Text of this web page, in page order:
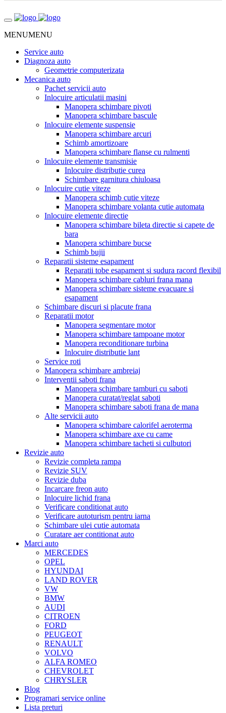
MENUMENU
Service auto
Diagnoza auto
Geometrie computerizata
Mecanica auto
Pachet servicii auto
Inlocuire articulatii masini
Manopera schimbare pivoti
Manopera schimbare bascule
Inlocuire elemente suspensie
Manopera schimbare arcuri
Schimb amortizoare
Manopera schimbare flanse cu rulmenti
Inlocuire elemente transmisie
Inlocuire distributie curea
Schimbare garnitura chiuloasa
Inlocuire cutie viteze
Manopera schimb cutie viteze
Manopera schimbare volanta cutie automata
Inlocuire elemente directie
Manopera schimbare bileta directie si capete de
bara
Manopera schimbare bucse
Schimb bujii
Reparatii sisteme esapament
Reparatii tobe esapament si sudura racord flexibil
Manopera schimbare cabluri frana mana
Manopera schimbare sisteme evacuare si
esapament
Schimbare discuri si placute frana
Reparatii motor
Manopera segmentare motor
Manopera schimbare tampoane motor
Manopera reconditionare turbina
Inlocuire distributie lant
Service roti
Manopera schimbare ambreiaj
Interventii saboti frana
Manopera schimbare tamburi cu saboti
Manopera curatat/reglat saboti
Manopera schimbare saboti frana de mana
Alte servicii auto
Manopera schimbare calorifel aeroterma
Manopera schimbare axe cu came
Manopera schimbare tacheti si culbutori
Revizie auto
Revizie completa rampa
Revizie SUV
Revizie duba
Incarcare freon auto
Inlocuire lichid frana
Verificare conditionat auto
Verificare autoturism pentru iarna
Schimbare ulei cutie automata
Curatare aer contitionat auto
Marci auto
MERCEDES
OPEL
HYUNDAI
LAND ROVER
VW
BMW
AUDI
CITROEN
FORD
PEUGEOT
RENAULT
VOLVO
ALFA ROMEO
CHEVROLET
CHRYSLER
Blog
Programari service online
Lista preturi